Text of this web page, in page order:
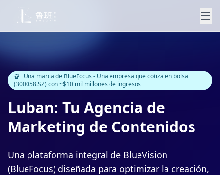
Una marca de BlueFocus - Una empresa que cotiza en bolsa
(300058.SZ) con ~$10 mil millones de ingresos
Luban: Tu Agencia de
Marketing de Contenidos
Una plataforma integral de BlueVision
(BlueFocus) diseñada para optimizar la creación,